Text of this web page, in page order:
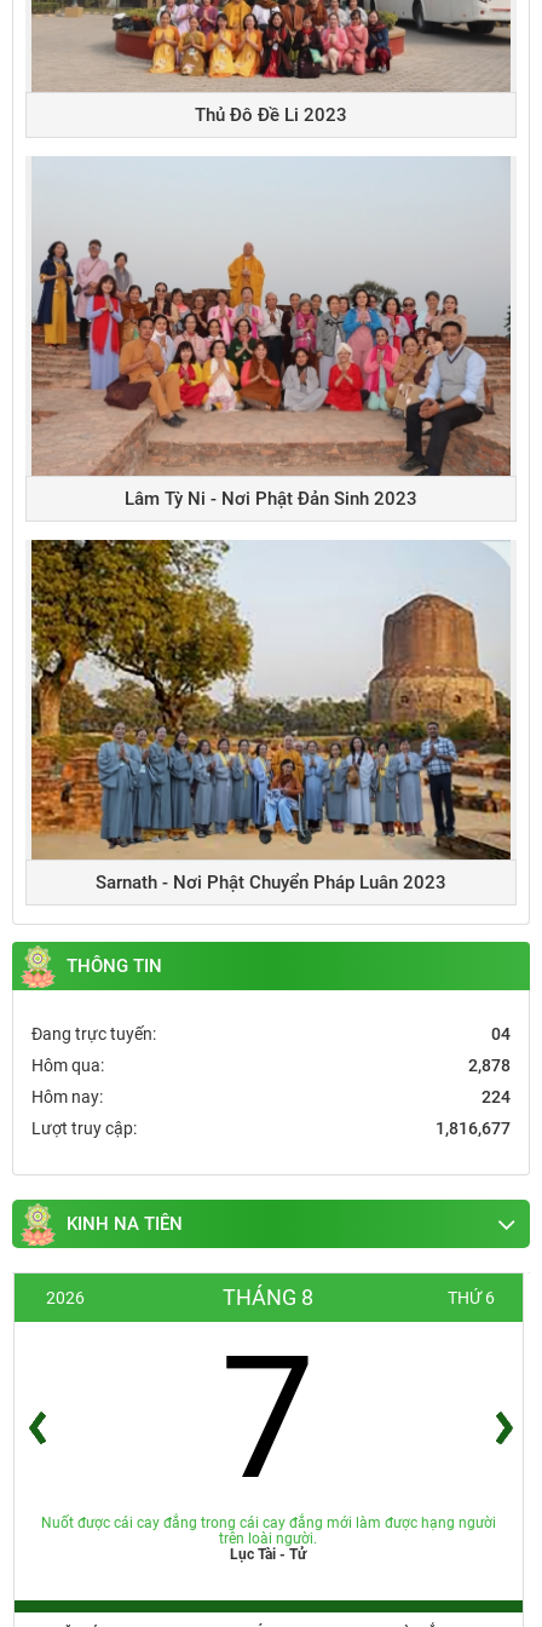
Thủ Đô Đề Li 2023
Lâm Tỳ Ni - Nơi Phật Đản Sinh 2023
Sarnath - Nơi Phật Chuyển Pháp Luân 2023
THÔNG TIN
Đang trực tuyến:
04
Hôm qua:
2,878
Hôm nay:
224
Lượt truy cập:
1,816,677
KINH NA TIÊN
2026 THÁNG 8 THỨ 6
7
Nuốt được cái cay đắng trong cái cay đắng mới làm được hạng người
trên loài người.
Lục Tài - Tử